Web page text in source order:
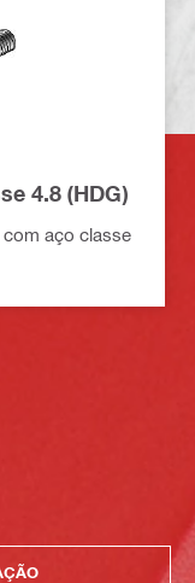
4.8 (HDG)
aço classe